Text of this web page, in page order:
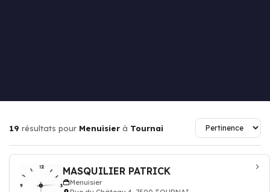
19 résultats pour Menuisier à Tournai
MASQUILIER PATRICK
Menuisier